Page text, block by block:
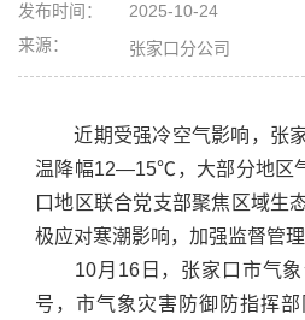
发布时间：
2025-10-24
来源：
张家口分公司
近期受强冷空气影响，张
温降幅12—15℃，大部分地区
口地区联合党支部聚焦区域生
极应对寒潮影响，加强监督管
10月16日，张家口市气
号，市气象灾害防御防指挥